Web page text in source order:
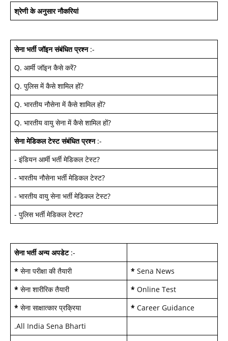
श्रेणी के अनुसार नौकरियां
सेना भर्ती जॉइन संबंधित प्रश्न:-
Q. आर्मी जॉइन कैसे करें?
Q. पुलिस में कैसे शामिल हों?
Q. भारतीय नौसेना में कैसे शामिल हों?
Q. भारतीय वायु सेना में कैसे शामिल हों?
सेना मेडिकल टेस्ट संबंधित प्रश्न:-
- इंडियन आर्मी भर्ती मेडिकल टेस्ट?
- भारतीय नौसेना भर्ती मेडिकल टेस्ट?
- भारतीय वायु सेना भर्ती मेडिकल टेस्ट?
- पुलिस भर्ती मेडिकल टेस्ट?
सेना भर्ती अन्य अपडेट:-
* सेना परीक्षा की तैयारी * Sena News
* सेना शारीरिक तैयारी * Online Test
* सेना साक्षात्कार प्रक्रिया * Career Guidance
.All India Sena Bharti